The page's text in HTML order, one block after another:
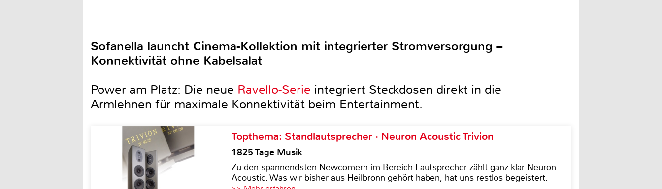
Sofanella launcht Cinema-Kollektion mit integrierter Stromversorgung –
Konnektivität ohne Kabelsalat
Power am Platz: Die neue Ravello-Serie integriert Steckdosen direkt in die
Armlehnen für maximale Konnektivität beim Entertainment.
Topthema: Standlautsprecher · Neuron Acoustic Trivion
1825 Tage Musik
Zu den spannendsten Newcomern im Bereich Lautsprecher zählt ganz klar Neuron
Acoustic. Was wir bisher aus Heilbronn gehört haben, hat uns restlos begeistert.